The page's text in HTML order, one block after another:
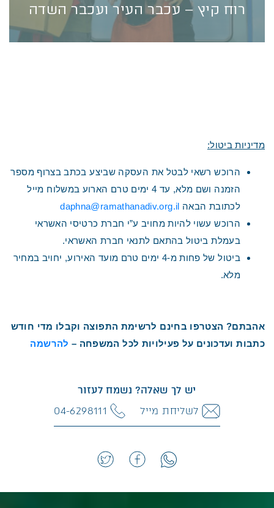
רוח קיץ – עכבר העיר ועכבר השדה
מדיניות ביטול:
הרוכש רשאי לבטל את העסקה שביצע בכתב בצרוף מספר
הזמנה ושם מלא, עד 4 ימים טרם הארוע במשלוח מייל
לכתובת הבאה daphna@ramathanadiv.org.il
הרוכש עשוי להיות מחויב ע”י חברת כרטיסי האשראי
בעמלת ביטול בהתאם לתנאי חברת האשראי.
ביטול של פחות מ-4 ימים טרם מועד האירוע, יחויב במחיר
מלא.
אהבתם? הצטרפו בחינם לרשימת התפוצה וקבלו מדי חודש
כתבות ועדכונים על פעילויות לכל המשפחה – להרשמה
יש לך שאלה? נשמח לעזור
לשליחת מייל
04-6298111